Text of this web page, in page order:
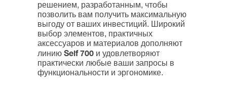
решением, разработанным, чтобы
позволить вам получить максимальную
выгоду от ваших инвестиций. Широкий
выбор элементов, практичных
аксессуаров и материалов дополняют
линию Self 700 и удовлетворяют
практически любые ваши запросы в
функциональности и эргономике.